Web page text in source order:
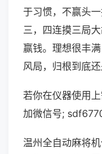
于习惯，不赢头
三，四连摸三局
赢钱。理想很丰
风局，归根到底还
若你在仪器使用
加微信号;
温州全自动麻将